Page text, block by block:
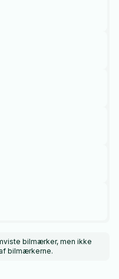
bilmærker, men ikke
bilmærkerne.